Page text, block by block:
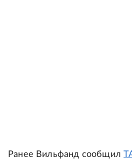
Ранее Вильфанд сообщил